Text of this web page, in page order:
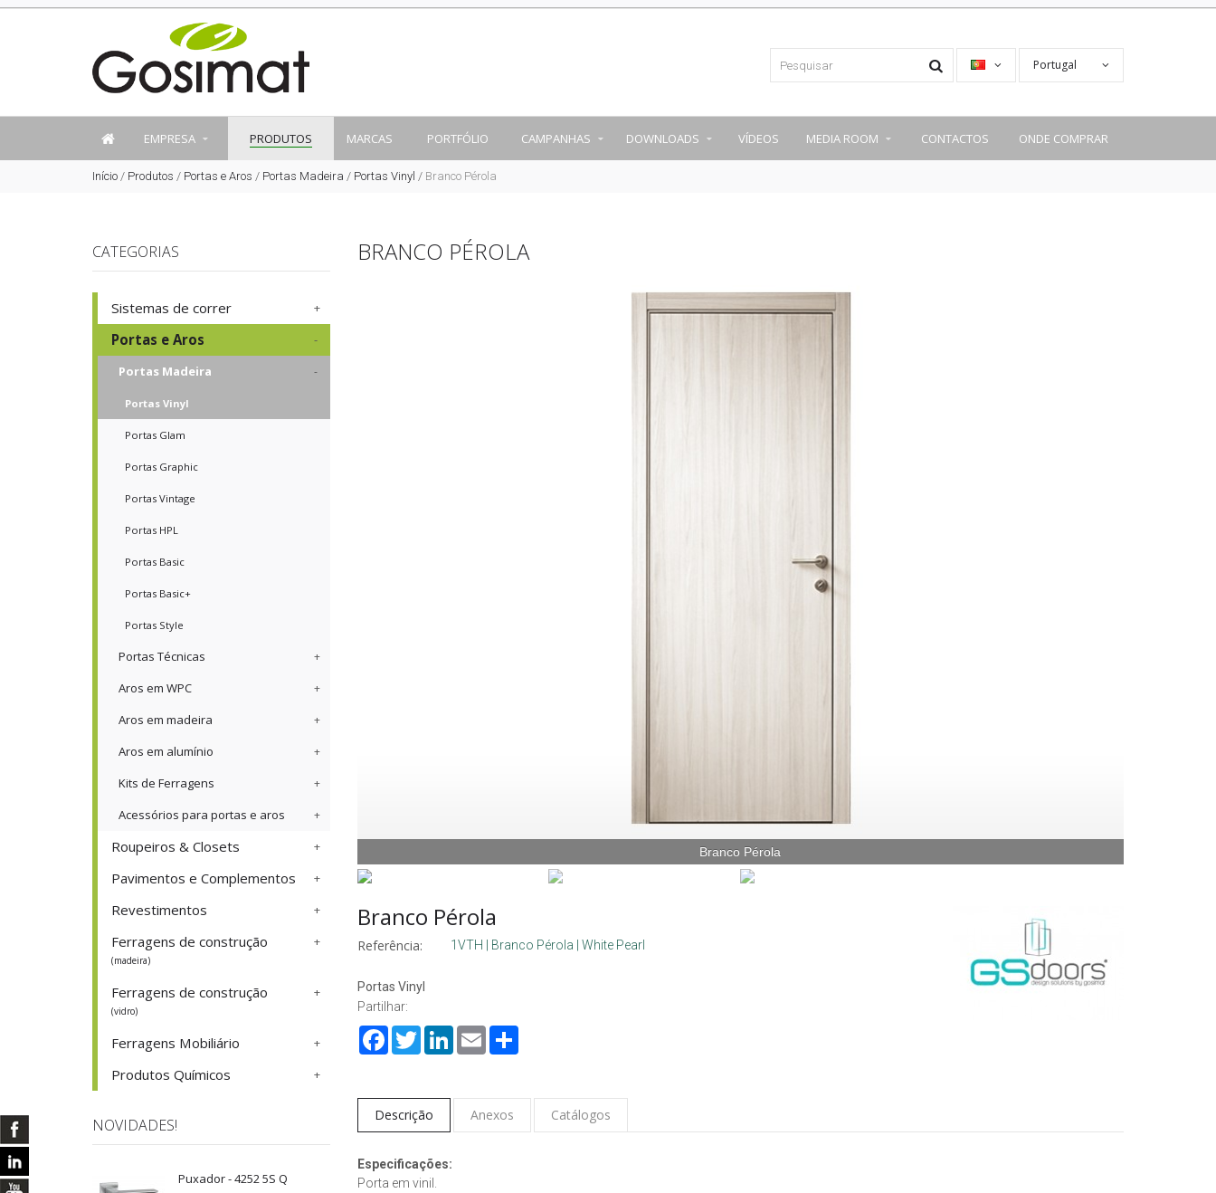
Portugal
EMPRESA PRODUTOS MARCAS PORTFÓLIO CAMPANHAS DOWNLOADS VÍDEOS MEDIA ROOM CONTACTOS ONDE COMPRAR
Início / Produtos / Portas e Aros / Portas Madeira / Portas Vinyl / Branco Pérola
CATEGORIAS
Sistemas de correr
Portas e Aros
Portas Madeira
Portas Vinyl
Portas Glam
Portas Graphic
Portas Vintage
Portas HPL
Portas Basic
Portas Basic+
Portas Style
Portas Técnicas
Aros em WPC
Aros em madeira
Aros em alumínio
Kits de Ferragens
Acessórios para portas e aros
Roupeiros & Closets
Pavimentos e Complementos
Revestimentos
Ferragens de construção
(madeira)
Ferragens de construção
(vidro)
Ferragens Mobiliário
Produtos Químicos
NOVIDADES!
Puxador - 4252 5S Q
BRANCO PÉROLA
Branco Pérola
Branco Pérola
Referência: 1VTH | Branco Pérola | White Pearl
Portas Vinyl
Partilhar:
FacebookTwitterLinkedInEmail Share
Descrição Anexos Catálogos
Especificações:
Porta em vinil.